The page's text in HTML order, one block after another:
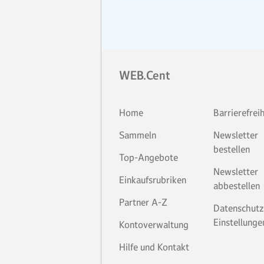
WEB.Cent
Home
Sammeln
Top-Angebote
Einkaufsrubriken
Partner A-Z
Kontoverwaltung
Hilfe und Kontakt
Newsletter
bestellen
Newsletter
abbestellen